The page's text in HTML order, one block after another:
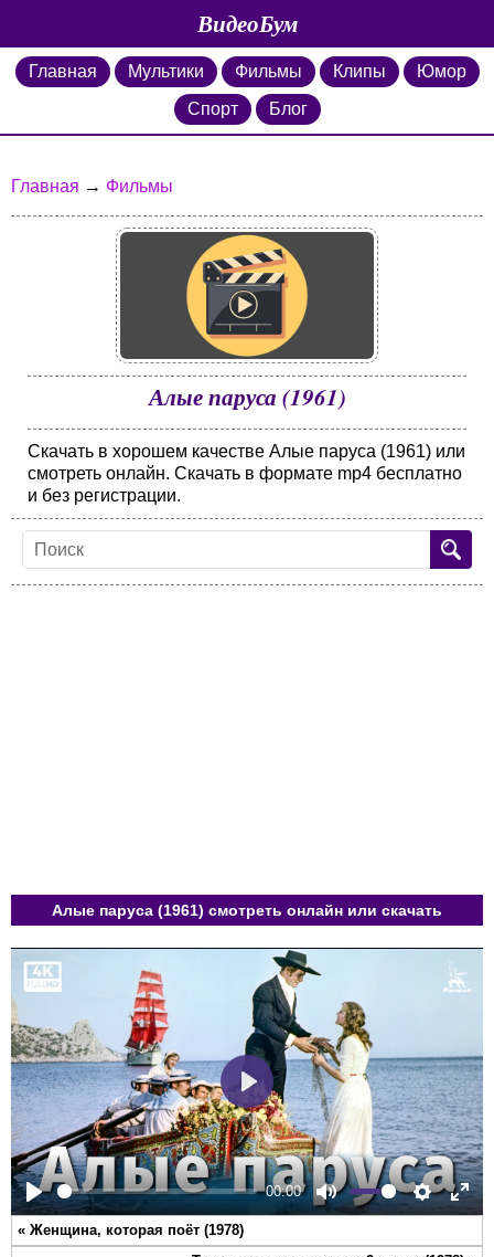
ВидеоБум
Главная Мультики Фильмы Клипы
Юмор
Спорт
Блог
Главная → Фильмы
Алые паруса (1961)
Скачать в хорошем качестве Алые паруса (1961) или
смотреть онлайн. Скачать в формате mp4 бесплатно
и без регистрации.
Алые паруса (1961) смотреть онлайн или скачать
Play
00:00
Mute Settings
Play
« Женщина, которая поёт (1978)